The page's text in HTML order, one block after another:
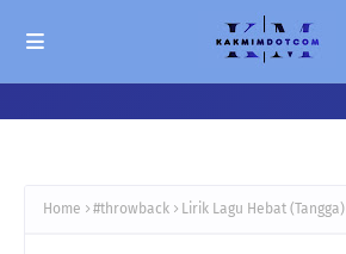
Home #throwback Lirik Lagu Hebat (Tangga)